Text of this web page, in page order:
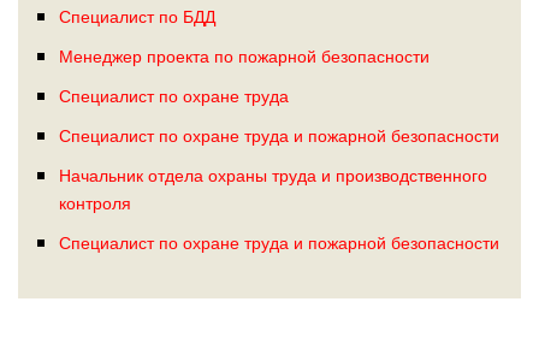
Специалист по БДД
Менеджер проекта по пожарной безопасности
Специалист по охране труда
Специалист по охране труда и пожарной безопасности
Начальник отдела охраны труда и производственного
контроля
Специалист по охране труда и пожарной безопасности